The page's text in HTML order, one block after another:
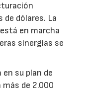
de dólares. La
en marcha
sinergias se
en su plan de
de 2.000